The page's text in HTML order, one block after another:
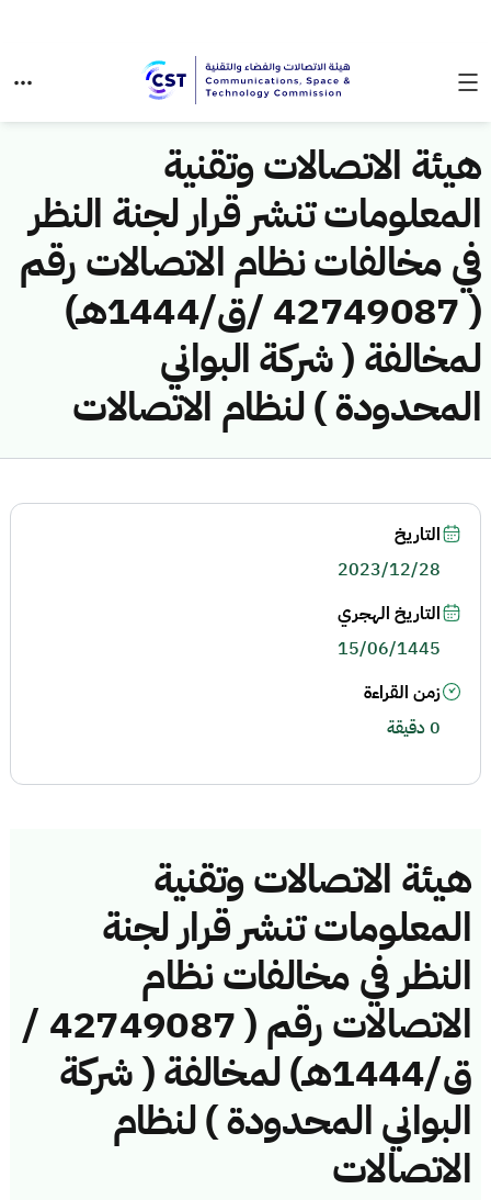
هيئة الاتصالات وتقنية
المعلومات تنشر قرار لجنة النظر
في مخالفات نظام الاتصالات رقم
( 42749087 /ق/1444هـ)
لمخالفة ( شركة البواني
المحدودة ) لنظام الاتصالات
هيئة الاتصالات وتقنية
المعلومات تنشر قرار لجنة
النظر في مخالفات نظام
الاتصالات رقم ( 42749087 /
ق/1444هـ) لمخالفة ( شركة
البواني المحدودة ) لنظام
الاتصالات
التاريخ
2023/12/28
التاريخ الهجري
15/06/1445
زمن القراءة
0 دقيقة